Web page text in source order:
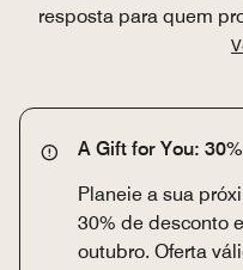
resposta para quem
A Gift for You:
Planeie a sua
30% de desconto
outubro. Oferta